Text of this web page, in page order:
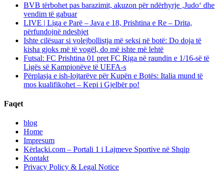
BVB tërbohet pas barazimit, akuzon për ndërhyrje ‚Judo‘ dhe
vendim të gabuar
LIVE | Liga e Parë – Java e 18, Prishtina e Re – Drita,
përfundojnë ndeshjet
Ishte cilësuar si volejbollistja më seksi në botë: Do doja të
kisha gjoks më të vogël, do më ishte më lehtë
Futsal: FC Prishtina 01 pret FC Riga në raundin e 1/16-së të
Ligës së Kampionëve të UEFA-s
Përplasja e ish-lojtarëve për Kupën e Botës: Italia mund të
mos kualifikohet – Kepi i Gjelbër po!
Faqet
blog
Home
Impresum
Kërlaçki.com – Portali 1 i Lajmeve Sportive në Shqip
Kontakt
Privacy Policy & Legal Notice